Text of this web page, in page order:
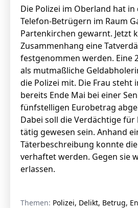
Die Polizei im Oberland hat
Telefon-Betrügern im Raum
Partenkirchen gewarnt. Jetzt
Zusammenhang eine
festgenommen werden. Eine
als mutmaßliche
die Polizei mit. Die Frau steht
bereits Ende Mai bei einer
fünfstelligen Eurobetrag
Dabei soll die Verdächtige
tätig gewesen sein. Anhand
Täterbeschreibung konnte
verhaftet werden. Gegen sie
erlassen.
Themen: Polizei, Delikt, Betrug,